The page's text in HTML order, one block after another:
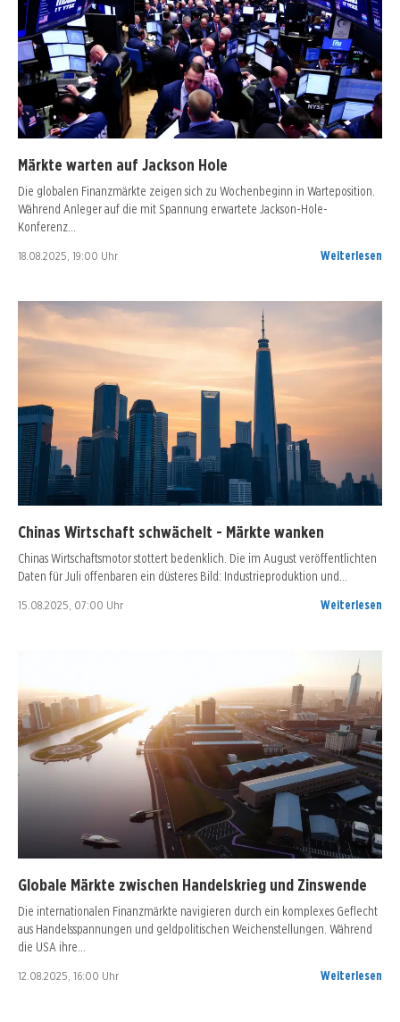
Märkte warten auf Jackson Hole
Die globalen Finanzmärkte zeigen sich zu Wochenbeginn in Warteposition.
Während Anleger auf die mit Spannung erwartete Jackson-Hole-
Konferenz…
18.08.2025, 19:00 Uhr Weiterlesen
Chinas Wirtschaft schwächelt - Märkte wanken
Chinas Wirtschaftsmotor stottert bedenklich. Die im August veröffentlichten
Daten für Juli offenbaren ein düsteres Bild: Industrieproduktion und…
15.08.2025, 07:00 Uhr Weiterlesen
Globale Märkte zwischen Handelskrieg und Zinswende
Die internationalen Finanzmärkte navigieren durch ein komplexes Geflecht
aus Handelsspannungen und geldpolitischen Weichenstellungen. Während
die USA ihre…
12.08.2025, 16:00 Uhr Weiterlesen